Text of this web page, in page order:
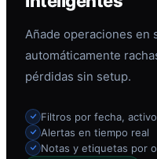
Añade operaciones en
automáticamente
pérdidas sin setup.
Filtros por fecha,
Alertas en tiempo real
Notas y etiquetas por